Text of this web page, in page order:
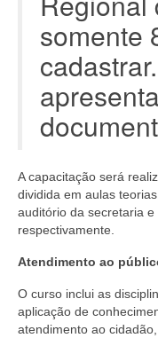
somente
A capacitação será
dividida em aulas
auditório da secretaria
respectivamente.
Atendimento ao
O curso inclui as
aplicação de
atendimento ao